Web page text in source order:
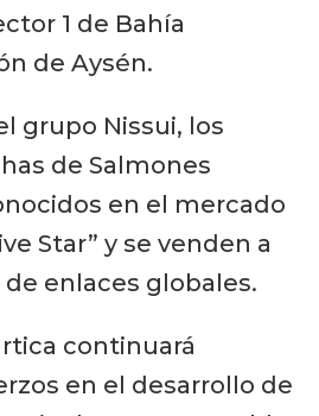
1 de Bahía
de Aysén.
grupo Nissui, los
de Salmones
en el mercado
Star” y se venden a
enlaces globales.
continuará
en el desarrollo de